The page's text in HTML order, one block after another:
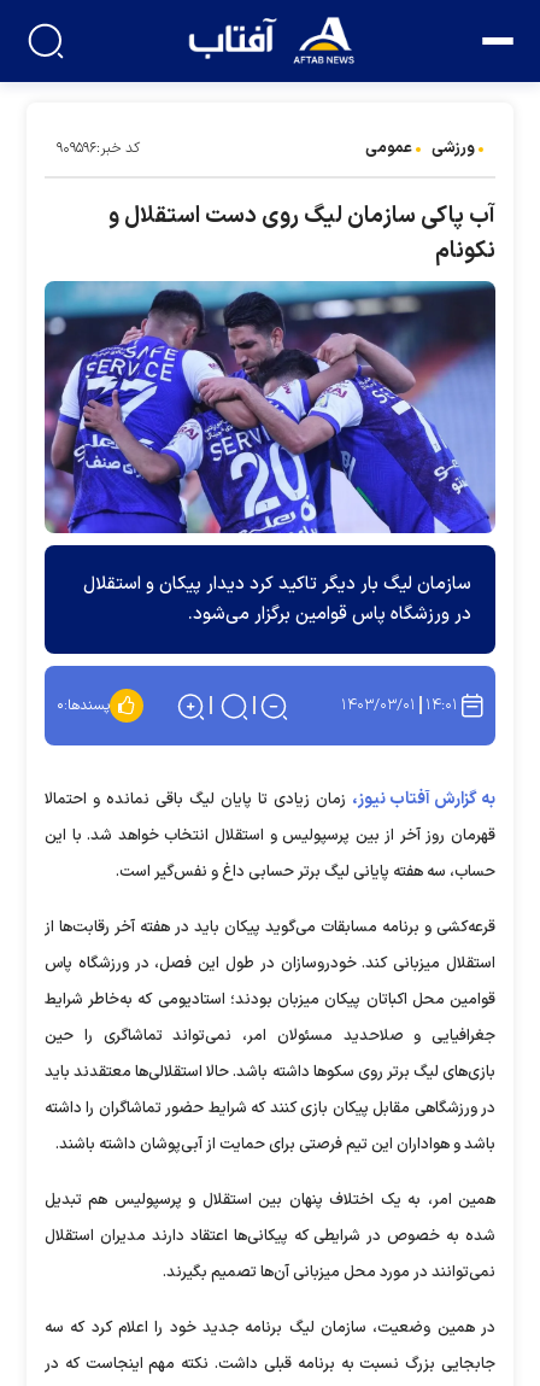
ورزشی عمومی کد خبر:۹۰۹۵۹۶
آب پاکی سازمان لیگ روی دست استقلال و
نکونام
سازمان لیگ بار دیگر تاکید کرد دیدار پیکان و استقلال
در ورزشگاه پاس قوامین برگزار می‌شود.
۱۴:۰۱ ۱۴۰۳/۰۳/۰۱ پسندها:۰
به گزارش آفتاب نیوز، زمان زیادی تا پایان لیگ باقی نمانده و احتمالا
قهرمان روز آخر از بین پرسپولیس و استقلال انتخاب خواهد شد. با این
حساب، سه هفته پایانی لیگ برتر حسابی داغ و نفس‌گیر است.
قرعه‌کشی و برنامه مسابقات می‌گوید پیکان باید در هفته آخر رقابت‌ها از
استقلال میزبانی کند. خودروسازان در طول این فصل، در ورزشگاه پاس
قوامین محل اکباتان پیکان میزبان بودند؛ استادیومی که به‌خاطر شرایط
جغرافیایی و صلاحدید مسئولان امر، نمی‌تواند تماشاگری را حین
بازی‌های لیگ برتر روی سکو‌ها داشته باشد. حالا استقلالی‌ها معتقدند باید
در ورزشگاهی مقابل پیکان بازی کنند که شرایط حضور تماشاگران را داشته
باشد و هواداران این تیم فرصتی برای حمایت از آبی‌پوشان داشته باشند.
همین امر، به یک اختلاف پنهان بین استقلال و پرسپولیس هم تبدیل
شده به خصوص در شرایطی که پیکانی‌ها اعتقاد دارند مدیران استقلال
نمی‌توانند در مورد محل میزبانی آن‌ها تصمیم بگیرند.
در همین وضعیت، سازمان لیگ برنامه جدید خود را اعلام کرد که سه
جابجایی بزرگ نسبت به برنامه قبلی داشت. نکته مهم اینجاست که در